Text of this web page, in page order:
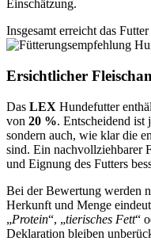
Einschätzung.
Insgesamt erreicht das
Ersichtlicher
Das LEX Hundefutter
von 20 %. Entscheidend ist
sondern auch, wie klar die
sind. Ein nachvollziehbarer
und Eignung des Futters
Bei der Bewertung werden
Herkunft und Menge
„Protein“, „tierisches Fett“
Deklaration bleiben